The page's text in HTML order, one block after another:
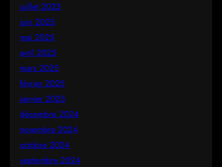
juillet 2025
juin 2025
mai 2025
avril 2025
mars 2025
février 2025
janvier 2025
décembre 2024
novembre 2024
octobre 2024
septembre 2024